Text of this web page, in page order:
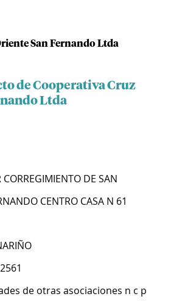
San Fernando Ltda
de Cooperativa Cruz
Ltda
CORREGIMIENTO DE SAN
CENTRO CASA N 61
de otras asociaciones n c p